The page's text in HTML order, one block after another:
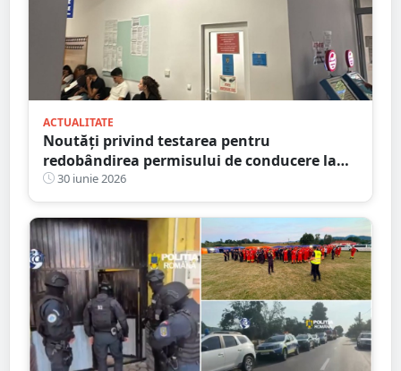
ACTUALITATE
Noutăți privind testarea pentru
redobândirea permisului de conducere la
Satu Mare. Intră în vigoare de mâine
30 iunie 2026